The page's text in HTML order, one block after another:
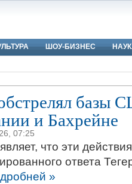
ШОУ-БИЗНЕС
базы
и Бахрейне
07:25
что эти
ответа
»